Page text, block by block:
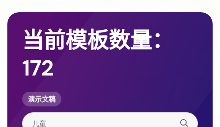
当前模板数量：
172
演示文稿